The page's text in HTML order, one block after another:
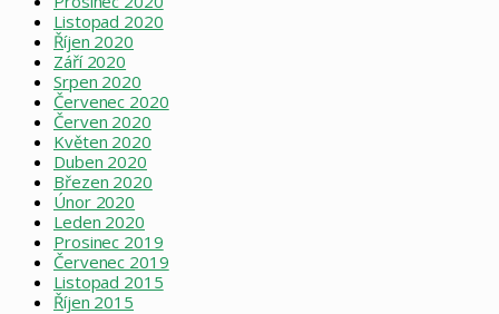
Listopad 2020
Říjen 2020
Září 2020
Srpen 2020
Červenec 2020
Červen 2020
Květen 2020
Duben 2020
Březen 2020
Únor 2020
Leden 2020
Prosinec 2019
Červenec 2019
Listopad 2015
Říjen 2015